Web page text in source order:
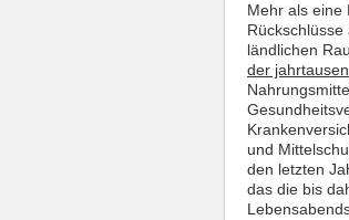
Mehr als eine
ländlichen
der
und
den letzten
das die bis